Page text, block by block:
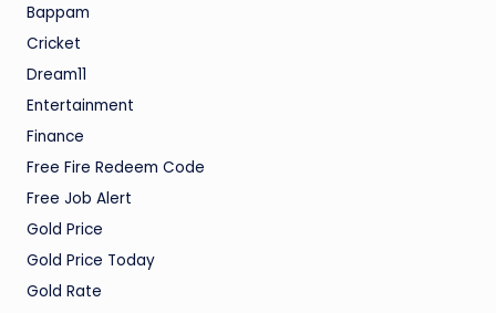
Bappam
Cricket
Dream11
Entertainment
Finance
Free Fire Redeem Code
Free Job Alert
Gold Price
Gold Price Today
Gold Rate